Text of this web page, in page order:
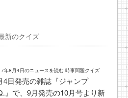
新のクイズ
年8月4日のニュースを読む 時事問題クイズ
4日発売の雑誌『ジャンプ
』で、9月発売の10月号より新